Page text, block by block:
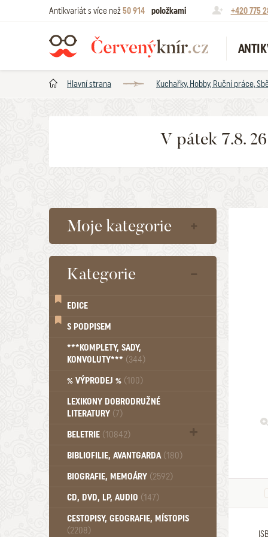
Antikvariát s více než50 914 položkami +420 775
Hlavní strana Kuchařky, Hobby, Ruční práce,
V pátek 7.8.
Moje kategorie
Kategorie
EDICE
S PODPISEM
***KOMPLETY, SADY,
KONVOLUTY*** (344)
% VÝPRODEJ % (100)
LEXIKONY DOBRODRUŽNÉ
LITERATURY (7)
BELETRIE (10842)
Beletrie - Historická (1388)
Beletrie - Povídky (1758)
Beletrie - Válečné romány (489)
Beletrie - Ženské a dívčí romány
(1522)
BIBLIOFILIE, AVANTGARDA (180)
BIOGRAFIE, MEMOÁRY (2592)
CD, DVD, LP, AUDIO (147)
CESTOPISY, GEOGRAFIE, MÍSTOPIS
(2208)